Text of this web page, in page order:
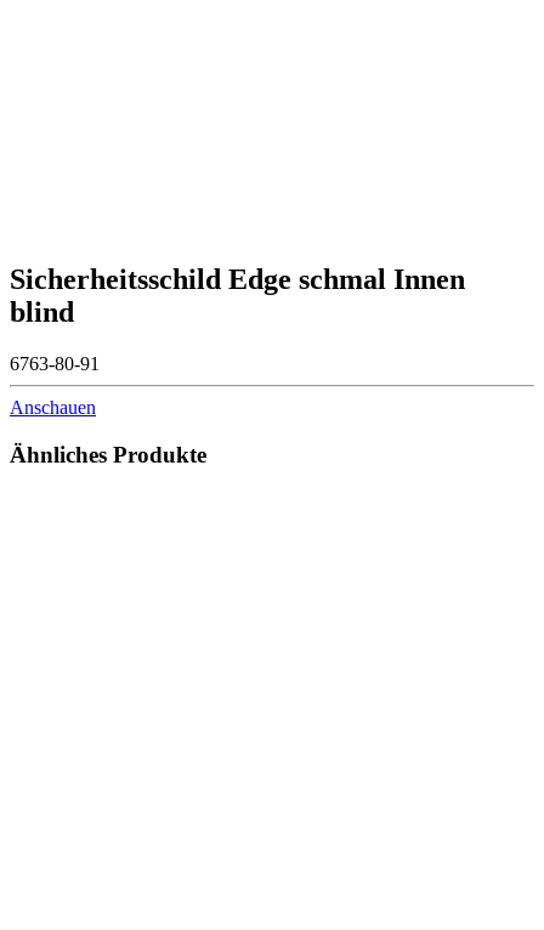
Sicherheitsschild Edge schmal Innen
blind
6763-80-91
Anschauen
Ähnliches Produkte